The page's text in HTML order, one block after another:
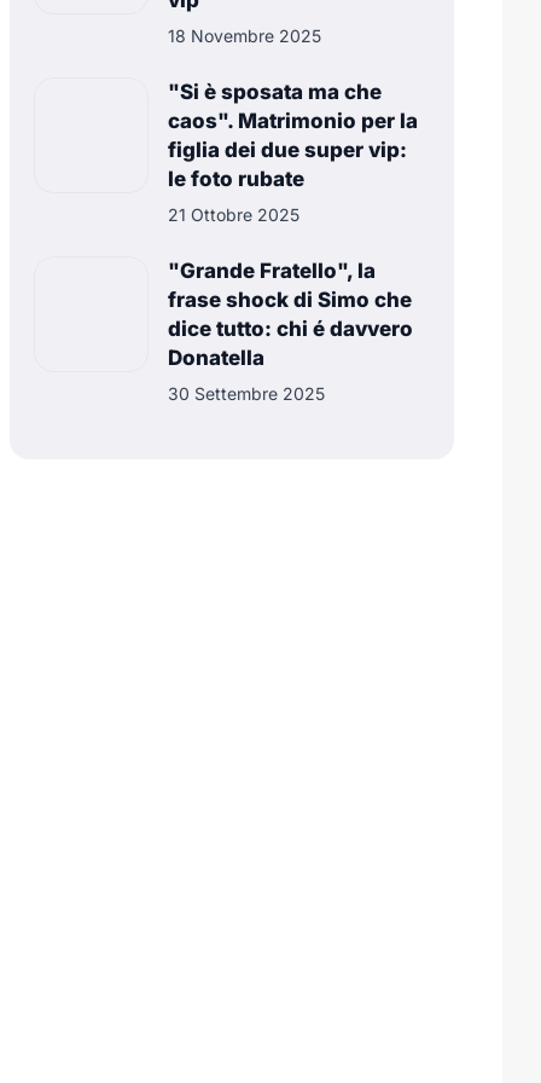
18 Novembre 2025
"Si è sposata ma che
caos". Matrimonio per la
figlia dei due super vip:
le foto rubate
21 Ottobre 2025
"Grande Fratello", la
frase shock di Simo che
dice tutto: chi é davvero
Donatella
30 Settembre 2025